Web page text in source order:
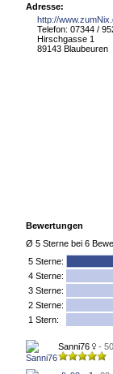
Adresse:
http://
Telefon: 07344 /
Hirschgasse 1
89143 Blaubeuren
Bewertungen
Ø 5 Sterne bei 6
5 Sterne:
4 Sterne:
3 Sterne:
2 Sterne:
1 Stern:
Sanni76 - 50